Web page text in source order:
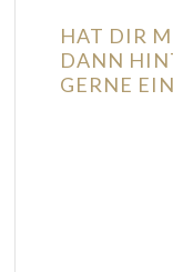
HAT DIR
DANN
GERNE